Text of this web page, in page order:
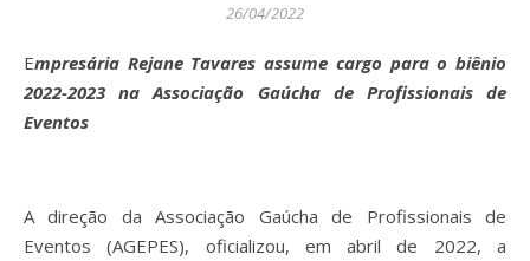
26/04/2022
Empresária Rejane Tavares assume cargo para o biênio
2022-2023 na Associação Gaúcha de Profissionais de
Eventos
A direção da Associação Gaúcha de Profissionais de
Eventos (AGEPES), oficializou, em abril de 2022, a